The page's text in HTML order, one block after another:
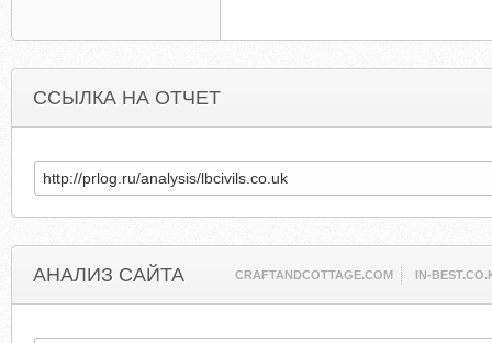
ССЫЛКА НА ОТЧЕТ
АНАЛИЗ САЙТА CRAFTANDCOTTAGE.COM IN-